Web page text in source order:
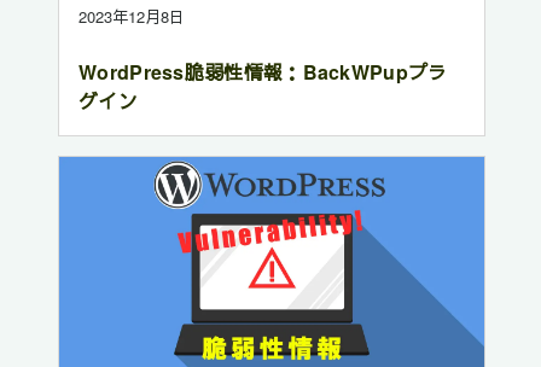
2023年12月8日
WordPress脆弱性情報：BackWPupプラ
グイン